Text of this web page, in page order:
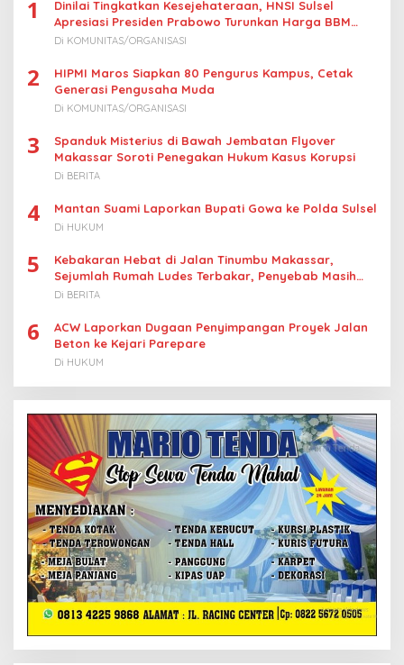
1
Dinilai Tingkatkan Kesejehateraan, HNSI Sulsel
Apresiasi Presiden Prabowo Turunkan Harga BBM
Nelayan
Di KOMUNITAS/ORGANISASI
2
HIPMI Maros Siapkan 80 Pengurus Kampus, Cetak
Generasi Pengusaha Muda
Di KOMUNITAS/ORGANISASI
3
Spanduk Misterius di Bawah Jembatan Flyover
Makassar Soroti Penegakan Hukum Kasus Korupsi
Di BERITA
4 Mantan Suami Laporkan Bupati Gowa ke Polda Sulsel
Di HUKUM
5
Kebakaran Hebat di Jalan Tinumbu Makassar,
Sejumlah Rumah Ludes Terbakar, Penyebab Masih
Diselidiki
Di BERITA
6
ACW Laporkan Dugaan Penyimpangan Proyek Jalan
Beton ke Kejari Parepare
Di HUKUM